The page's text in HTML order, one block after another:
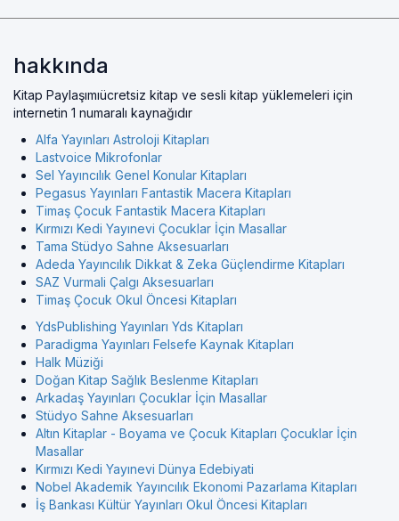
hakkında
Kitap Paylaşımıücretsiz kitap ve sesli kitap yüklemeleri için
internetin 1 numaralı kaynağıdır
Alfa Yayınları Astroloji Kitapları
Lastvoice Mikrofonlar
Sel Yayıncılık Genel Konular Kitapları
Pegasus Yayınları Fantastik Macera Kitapları
Timaş Çocuk Fantastik Macera Kitapları
Kırmızı Kedi Yayınevi Çocuklar İçin Masallar
Tama Stüdyo Sahne Aksesuarları
Adeda Yayıncılık Dikkat & Zeka Güçlendirme Kitapları
SAZ Vurmali Çalgı Aksesuarları
Timaş Çocuk Okul Öncesi Kitapları
YdsPublishing Yayınları Yds Kitapları
Paradigma Yayınları Felsefe Kaynak Kitapları
Halk Müziği
Doğan Kitap Sağlık Beslenme Kitapları
Arkadaş Yayınları Çocuklar İçin Masallar
Stüdyo Sahne Aksesuarları
Altın Kitaplar - Boyama ve Çocuk Kitapları Çocuklar İçin
Masallar
Kırmızı Kedi Yayınevi Dünya Edebiyati
Nobel Akademik Yayıncılık Ekonomi Pazarlama Kitapları
İş Bankası Kültür Yayınları Okul Öncesi Kitapları